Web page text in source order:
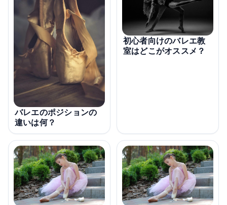
バレエのポジションの
違いは何？
初心者向けのバレエ教
室はどこがオススメ？